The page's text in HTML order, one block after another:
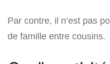
Par contre, il n’est pas
de famille entre cousins.